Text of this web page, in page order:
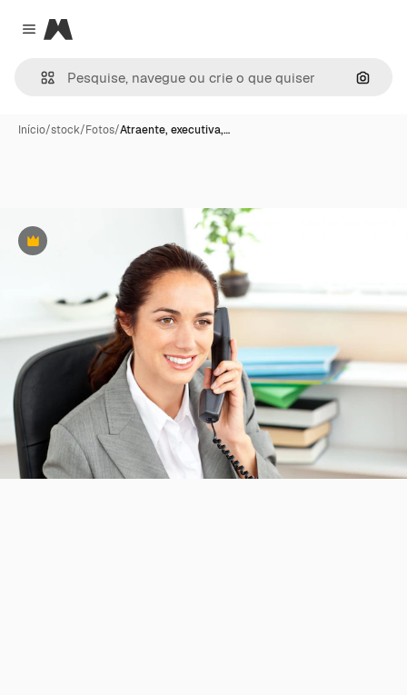
Close menu
Magnific
Início/stock/Fotos/Atraente, executiva,…
Premium